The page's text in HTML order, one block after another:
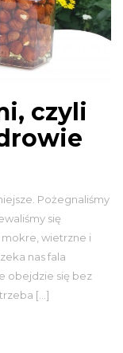
czyli
Pożegnaliśmy
się
mokre, wietrzne i
nas fala
obejdzie się bez
[…]